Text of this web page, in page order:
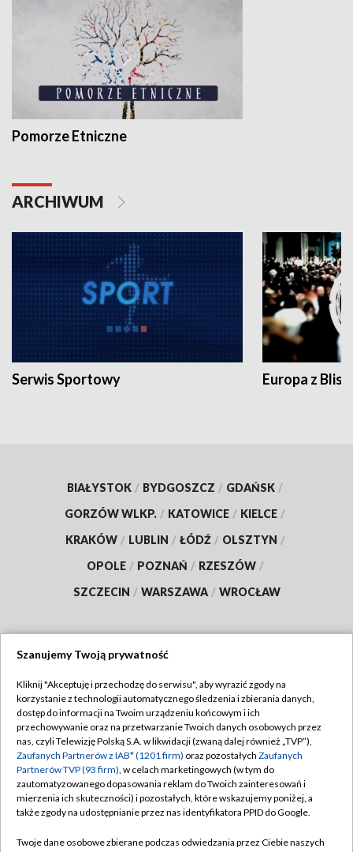
Pomorze Etniczne
ARCHIWUM
Serwis Sportowy Europa z
BIAŁYSTOK / BYDGOSZCZ / GDAŃSK /
GORZÓW WLKP. / KATOWICE / KIELCE /
KRAKÓW / LUBLIN / ŁÓDŹ / OLSZTYN /
OPOLE / POZNAŃ / RZESZÓW /
SZCZECIN / WARSZAWA / WROCŁAW
TVP
Abonament TVP
Emisja w TVP
Centrum informacji TVP
Naziemna Telewizja Cyfrowa
Regulamin TVP
Polityka prywatności
Moje zgody
Pomoc
Szanujemy Twoją prywatność
Kliknij "Akceptuję i przechodzę do serwisu", aby wyrazić zgody na
korzystanie z technologii automatycznego śledzenia i zbierania danych,
dostęp do informacji na Twoim urządzeniu końcowym i ich
przechowywanie oraz na przetwarzanie Twoich danych osobowych przez
nas, czyli Telewizję Polską S.A. w likwidacji (zwaną dalej również „TVP”),
Zaufanych Partnerów z IAB* (1201 firm) oraz pozostałych Zaufanych
Partnerów TVP (93 firm), w celach marketingowych (w tym do
zautomatyzowanego dopasowania reklam do Twoich zainteresowań i
mierzenia ich skuteczności) i pozostałych, które wskazujemy poniżej, a
także zgody na udostępnianie przez nas identyfikatora PPID do Google.
Twoje dane osobowe zbierane podczas odwiedzania przez Ciebie naszych